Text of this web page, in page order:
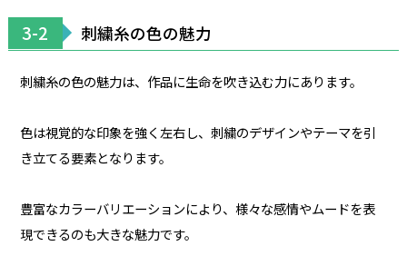
3-2 刺繍糸の色の魅力
刺繍糸の色の魅力は、作品に生命を吹き込む力にあります。
色は視覚的な印象を強く左右し、刺繍のデザインやテーマを引
き立てる要素となります。
豊富なカラーバリエーションにより、様々な感情やムードを表
現できるのも大きな魅力です。